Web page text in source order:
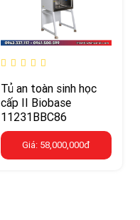
Tủ an toàn sinh học
cấp II Biobase
11231BBC86
Giá: 58,000,000đ